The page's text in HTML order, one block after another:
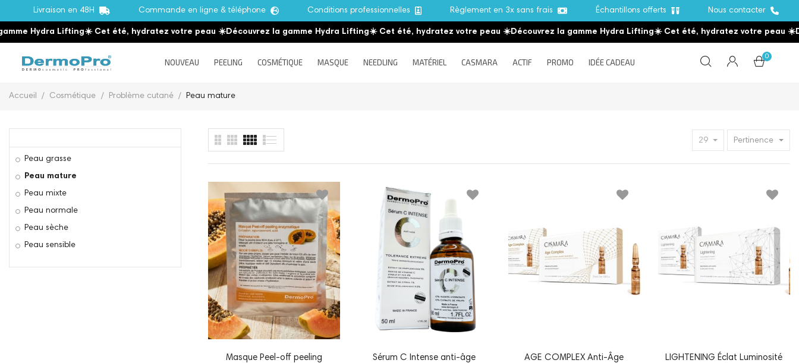
Livraison en 48H Commande en ligne & téléphone Conditions professionnelles Règlement en 3x sans frais Échantillons offerts Nous contacter
Lifting☀️ Cet été, hydratez votre peau ☀️ Découvrez la gamme Hydra Lifting☀️ Cet été, hydratez votre peau ☀️ Découvrez la gamme Hydra Lifting☀️ Cet été, hydratez votre peau ☀️
NOUVEAU PEELING COSMÉTIQUE MASQUE NEEDLING MATÉRIEL CASMARA ACTIF PROMO IDÉE CADEAU
0
Accueil Cosmétique Problème cutané Peau mature
Peau grasse
Peau mature
Peau mixte
Peau normale
Peau sèche
Peau sensible
29 Pertinence
Masque Peel-off peeling
Sérum C Intense anti-âge
AGE COMPLEX Anti-Âge
LIGHTENING Éclat Luminosité